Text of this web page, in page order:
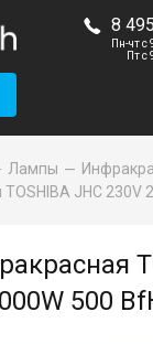
8
Пн-чт с
Пт с
Лампы
JHC 230V
500